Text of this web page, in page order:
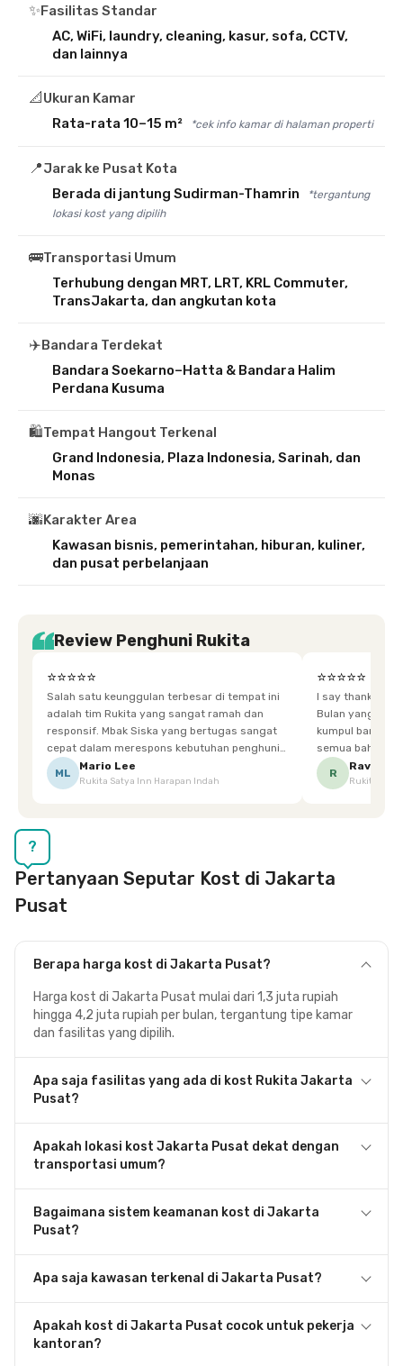
✨Fasilitas Standar
AC, WiFi, laundry, cleaning, kasur, sofa, CCTV,
dan lainnya
📐 Ukuran Kamar
Rata-rata 10–15 m²
*cek info kamar di halaman properti
📍Jarak ke Pusat Kota
Berada di jantung Sudirman-Thamrin
*tergantung
lokasi kost yang dipilih
🚌Transportasi Umum
Terhubung dengan MRT, LRT, KRL Commuter,
TransJakarta, dan angkutan kota
✈️Bandara Terdekat
Bandara Soekarno–Hatta & Bandara Halim
Perdana Kusuma
🛍️Tempat Hangout Terkenal
Grand Indonesia, Plaza Indonesia, Sarinah, dan
Monas
🌆Karakter Area
Kawasan bisnis, pemerintahan, hiburan, kuliner,
dan pusat perbelanjaan
Review Penghuni Rukita
⭐⭐⭐⭐⭐
Salah satu keunggulan terbesar di tempat ini
adalah tim Rukita yang sangat ramah dan
responsif. Mbak Siska yang bertugas sangat
cepat dalam merespons kebutuhan penghuni.
Ketika saya meminta keset karena sempat
terpeleset, permintaan tersebut langsung
ML
Mario Lee
Rukita Satya Inn Harapan Indah
⭐⭐⭐⭐⭐
I say thankyou
Bulan yang super happy! banyak
kumpul bareng
semua bahagia
mgkn saran dari air aja & kebersihan lebih di
R
Ravena
Rukita
?
Pertanyaan Seputar Kost di Jakarta
Pusat
Berapa harga kost di Jakarta Pusat?
Harga kost di Jakarta Pusat mulai dari 1,3 juta rupiah
hingga 4,2 juta rupiah per bulan, tergantung tipe kamar
dan fasilitas yang dipilih.
Apa saja fasilitas yang ada di kost Rukita Jakarta
Pusat?
Apakah lokasi kost Jakarta Pusat dekat dengan
transportasi umum?
Bagaimana sistem keamanan kost di Jakarta
Pusat?
Apa saja kawasan terkenal di Jakarta Pusat?
Apakah kost di Jakarta Pusat cocok untuk pekerja
kantoran?